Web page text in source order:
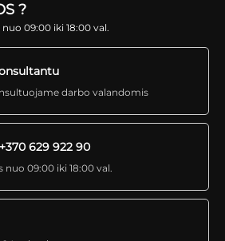
?
09:00 iki 18:00 val.
darbo valandomis
629 922 90
09:00 iki 18:00 val.